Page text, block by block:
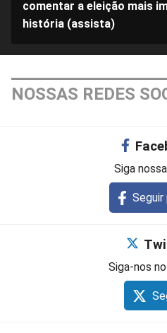
comentar a eleição mais
história (assista)
NOSSAS REDES
Siga
Seguir
Siga-nos